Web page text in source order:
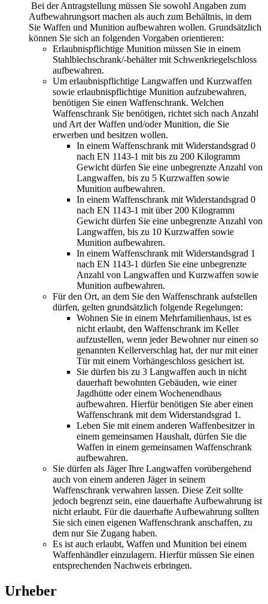
Bei der Antragstellung müssen Sie sowohl Angaben zum
Aufbewahrungsort machen als auch zum Behältnis, in dem
Sie Waffen und Munition aufbewahren wollen. Grundsätzlich
können Sie sich an folgenden Vorgaben orientieren:
Erlaubnispflichtige Munition müssen Sie in einem
Stahlblechschrank/-behälter mit Schwenkriegelschloss
aufbewahren.
Um erlaubnispflichtige Langwaffen und Kurzwaffen
sowie erlaubnispflichtige Munition aufzubewahren,
benötigen Sie einen Waffenschrank. Welchen
Waffenschrank Sie benötigen, richtet sich nach Anzahl
und Art der Waffen und/oder Munition, die Sie
erwerben und besitzen wollen.
In einem Waffenschrank mit Widerstandsgrad 0
nach EN 1143-1 mit bis zu 200 Kilogramm
Gewicht dürfen Sie eine unbegrenzte Anzahl von
Langwaffen, bis zu 5 Kurzwaffen sowie
Munition aufbewahren.
In einem Waffenschrank mit Widerstandsgrad 0
nach EN 1143-1 mit über 200 Kilogramm
Gewicht dürfen Sie eine unbegrenzte Anzahl von
Langwaffen, bis zu 10 Kurzwaffen sowie
Munition aufbewahren.
In einem Waffenschrank mit Widerstandsgrad 1
nach EN 1143-1 dürfen Sie eine unbegrenzte
Anzahl von Langwaffen und Kurzwaffen sowie
Munition aufbewahren.
Für den Ort, an dem Sie den Waffenschrank aufstellen
dürfen, gelten grundsätzlich folgende Regelungen:
Wohnen Sie in einem Mehrfamilienhaus, ist es
nicht erlaubt, den Waffenschrank im Keller
aufzustellen, wenn jeder Bewohner nur einen so
genannten Kellerverschlag hat, der nur mit einer
Tür mit einem Vorhängeschloss gesichert ist.
Sie dürfen bis zu 3 Langwaffen auch in nicht
dauerhaft bewohnten Gebäuden, wie einer
Jagdhütte oder einem Wochenendhaus
aufbewahren. Hierfür benötigen Sie aber einen
Waffenschrank mit dem Widerstandsgrad 1.
Leben Sie mit einem anderen Waffenbesitzer in
einem gemeinsamen Haushalt, dürfen Sie die
Waffen in einem gemeinsamen Waffenschrank
aufbewahren.
Sie dürfen als Jäger Ihre Langwaffen vorübergehend
auch von einem anderen Jäger in seinem
Waffenschrank verwahren lassen. Diese Zeit sollte
jedoch begrenzt sein, eine dauerhafte Aufbewahrung ist
nicht erlaubt. Für die dauerhafte Aufbewahrung sollten
Sie sich einen eigenen Waffenschrank anschaffen, zu
dem nur Sie Zugang haben.
Es ist auch erlaubt, Waffen und Munition bei einem
Waffenhändler einzulagern. Hierfür müssen Sie einen
entsprechenden Nachweis erbringen.
Urheber